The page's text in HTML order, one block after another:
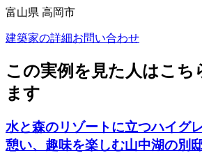
富山県 高岡市
建築家の詳細お問い合わせ
この実例を見た人はこち
ます
水と森のリゾートに立つハイグ
憩い、趣味を楽しむ山中湖の別